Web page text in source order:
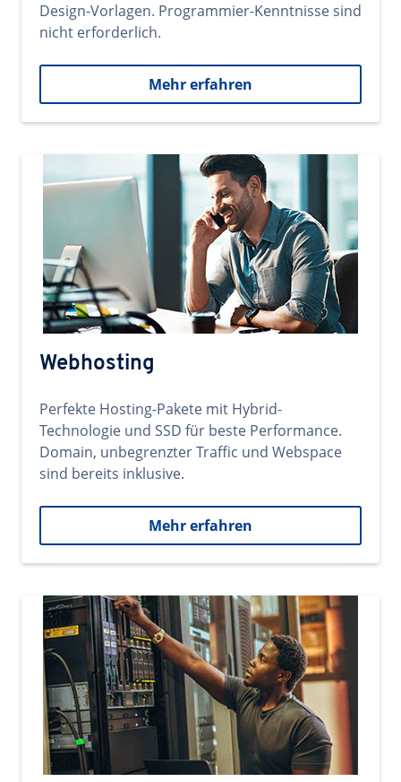
Design-Vorlagen. Programmier-Kenntnisse sind
nicht erforderlich.
Mehr erfahren
Webhosting
Perfekte Hosting-Pakete mit Hybrid-
Technologie und SSD für beste Performance.
Domain, unbegrenzter Traffic und Webspace
sind bereits inklusive.
Mehr erfahren